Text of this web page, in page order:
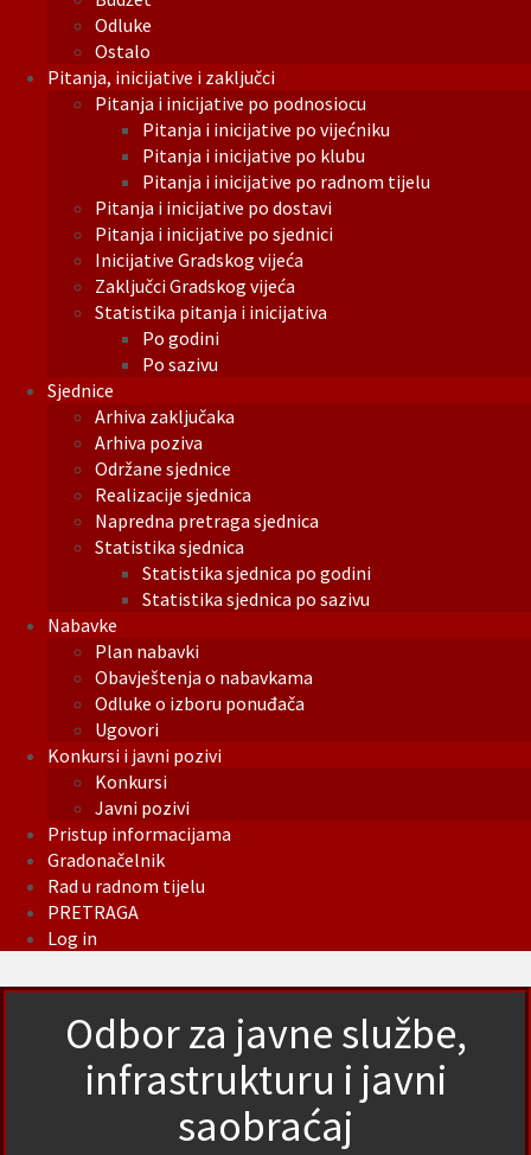
Odluke
Ostalo
Pitanja, inicijative i zaključci
Pitanja i inicijative po podnosiocu
Pitanja i inicijative po vijećniku
Pitanja i inicijative po klubu
Pitanja i inicijative po radnom tijelu
Pitanja i inicijative po dostavi
Pitanja i inicijative po sjednici
Inicijative Gradskog vijeća
Zaključci Gradskog vijeća
Statistika pitanja i inicijativa
Po godini
Po sazivu
Sjednice
Arhiva zaključaka
Arhiva poziva
Održane sjednice
Realizacije sjednica
Napredna pretraga sjednica
Statistika sjednica
Statistika sjednica po godini
Statistika sjednica po sazivu
Nabavke
Plan nabavki
Obavještenja o nabavkama
Odluke o izboru ponuđača
Ugovori
Konkursi i javni pozivi
Konkursi
Javni pozivi
Pristup informacijama
Gradonačelnik
Rad u radnom tijelu
PRETRAGA
Log in
Odbor za javne službe,
infrastrukturu i javni
saobraćaj